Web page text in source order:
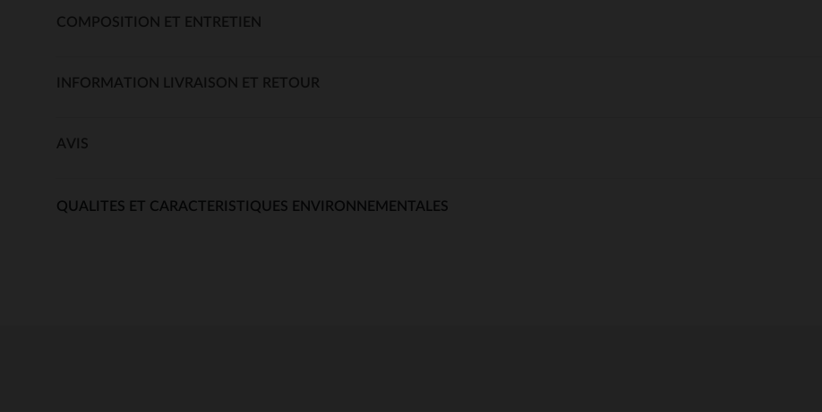
COMPOSITION ET ENTRETIEN
INFORMATION LIVRAISON ET RETOUR
AVIS
QUALITES ET CARACTERISTIQUES ENVIRONNEMENTALES